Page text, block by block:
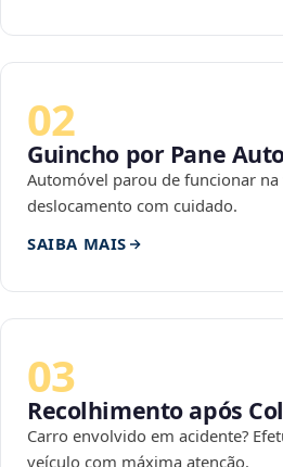
02
Guincho por Pane
Automóvel parou de funcionar na
deslocamento com cuidado.
SAIBA MAIS
03
Recolhimento após
Carro envolvido em acidente?
veículo com máxima atenção.